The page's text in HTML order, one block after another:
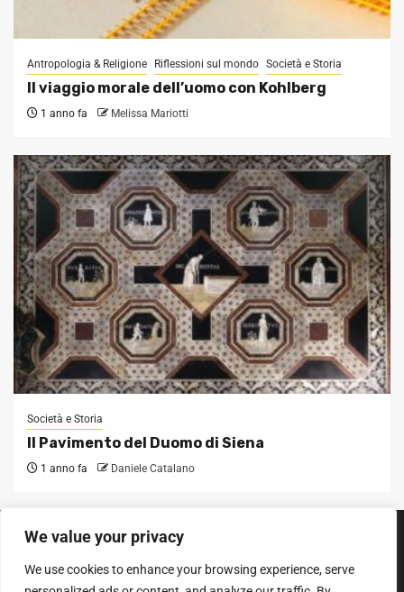
We value your privacy
We use cookies to enhance your browsing experience, serve
Antropologia & Religione Riflessioni sul mondo Società e Storia
Il viaggio morale dell’uomo con Kohlberg
1 anno fa Melissa Mariotti
Società e Storia
Il Pavimento del Duomo di Siena
1 anno fa Daniele Catalano
SEGUICI SUI SOCIAL
Facebook
Instagram
YouTube